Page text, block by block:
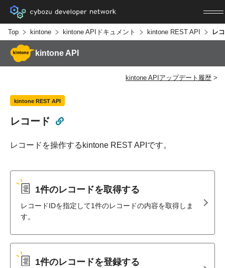
Top kintone kintone APIドキュメント kintone REST API レ
kintone API
kintone APIアップデート履歴
kintone REST API
レコード
レコードを操作するkintone REST APIです。
1件のレコードを取得する
レコードIDを指定して1件のレコードの内容を取得しま
す。
1件のレコードを登録する